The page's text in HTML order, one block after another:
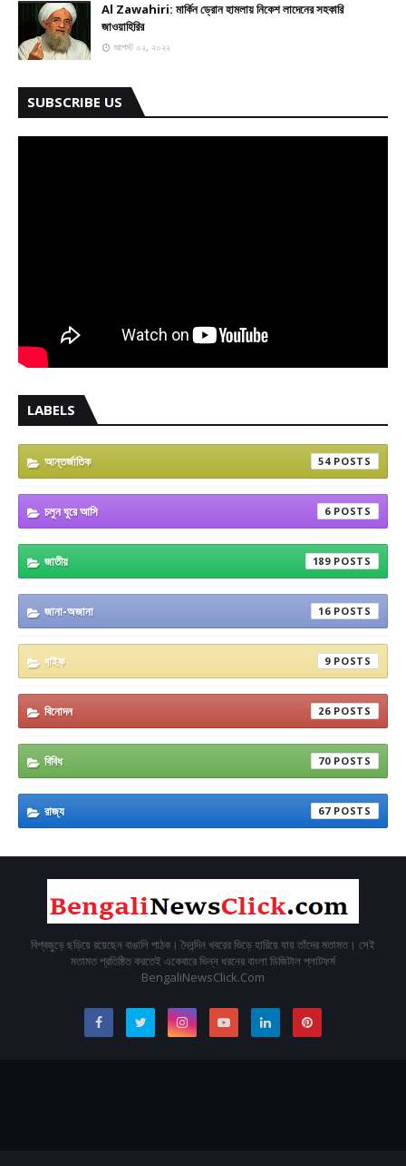
Al Zawahiri: মার্কিন ড্রোন হামলায় নিকেশ লাদেনের সহকারি
জাওয়াহিরির
আগস্ট ০২, ২০২২
SUBSCRIBE US
LABELS
আন্তর্জাতিক 54
চলুন ঘুরে আসি 6
জাতীয় 189
জানা-অজানা 16
বাইক 9
বিনোদন 26
বিবিধ 70
রাজ্য 67
বিশ্বজুড়ে ছড়িয়ে রয়েছেন বাঙালি পাঠক। দৈনন্দিন খবরের ভিড়ে হারিয়ে যায় তাঁদের মতামত। সেই
মতামত প্রতিষ্ঠিত করতেই একেবারে ভিন্ন ধরনের বাংলা ডিজিটাল প্লাটফর্ম
BengaliNewsClick.Com